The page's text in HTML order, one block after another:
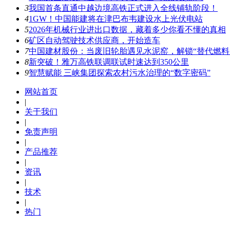
3我国首条直通中越边境高铁正式进入全线铺轨阶段！
41GW！中国能建将在津巴布韦建设水上光伏电站
52026年机械行业进出口数据，藏着多少你看不懂的真相
6矿区自动驾驶技术供应商，开始造车
7中国建材股份：当废旧轮胎遇见水泥窑，解锁“替代燃
8新突破！雅万高铁联调联试时速达到350公里
9智慧赋能 三峡集团探索农村污水治理的“数字密码”
网站首页
|
关于我们
|
免责声明
|
产品推荐
|
资讯
|
技术
|
热门